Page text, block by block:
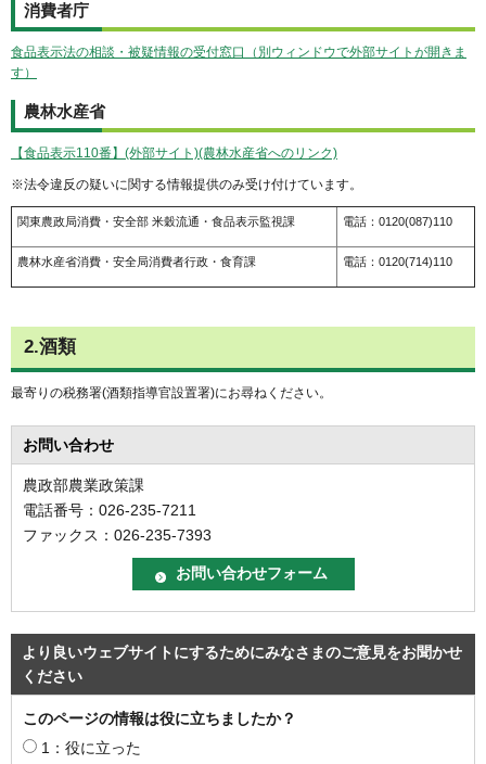
消費者庁
食品表示法の相談・被疑情報の受付窓口（別ウィンドウで外部サイトが開きま
す）
農林水産省
【食品表示110番】(外部サイト)(農林水産省へのリンク)
※法令違反の疑いに関する情報提供のみ受け付けています。
関東農政局消費・安全部 米穀流通・食品表示監視課 電話：0120(087)110
農林水産省消費・安全局消費者行政・食育課 電話：0120(714)110
2.酒類
最寄りの税務署(酒類指導官設置署)にお尋ねください。
お問い合わせ
農政部農業政策課
電話番号：026-235-7211
ファックス：026-235-7393
より良いウェブサイトにするためにみなさまのご意見をお聞かせ
ください
このページの情報は役に立ちましたか？
1：役に立った